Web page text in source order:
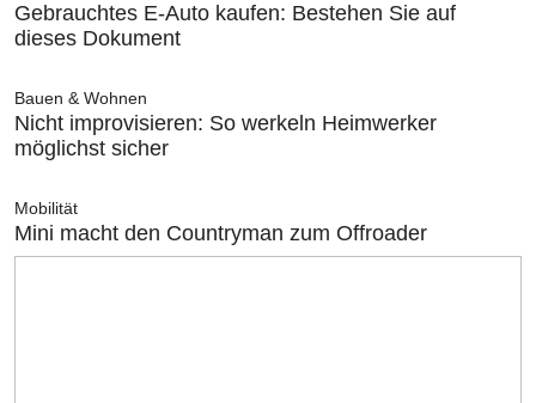
Gebrauchtes E-Auto kaufen: Bestehen Sie auf
dieses Dokument
Bauen & Wohnen
Nicht improvisieren: So werkeln Heimwerker
möglichst sicher
Mobilität
Mini macht den Countryman zum Offroader